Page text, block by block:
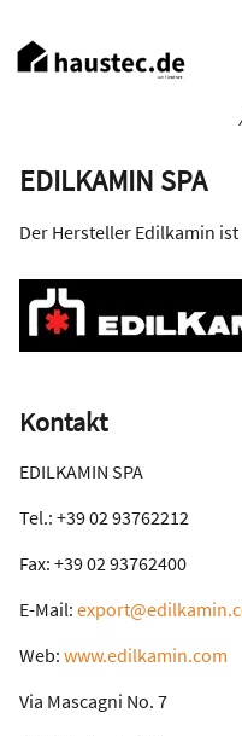
zum
Inhalt
EDILKAMIN SPA
Der Hersteller Edilkamin
Kontakt
EDILKAMIN SPA
Tel.: +39 02 93762212
Fax: +39 02 93762400
E-Mail:
Web: www.edilkamin.com
Via Mascagni No. 7